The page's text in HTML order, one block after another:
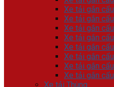
Xe tải gắn
Xe tải gắn
Xe tải gắn
Xe tải gắn
Xe tải gắn
Xe tải gắn
Xe tải gắn
Xe tải gắn
Xe tải Thùng